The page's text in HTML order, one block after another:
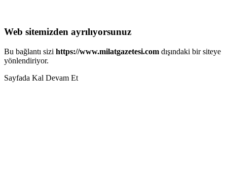
Web sitemizden ayrılıyorsunuz
Bu bağlantı sizi https://www.milatgazetesi.com dışındaki bir siteye
yönlendiriyor.
Sayfada Kal Devam Et